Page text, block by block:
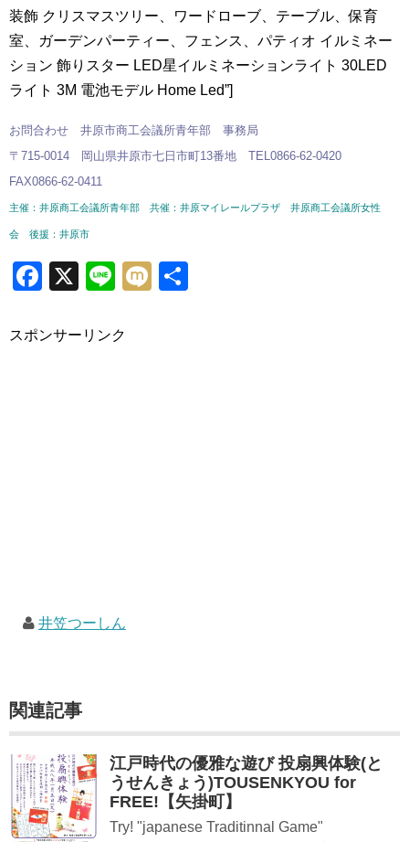
装飾 クリスマスツリー、ワードローブ、テーブル、保育
室、ガーデンパーティー、フェンス、パティオ イルミネー
ション 飾りスター LED星イルミネーションライト 30LED
ライト 3M 電池モデル Home Led”]
お問合わせ 井原市商工会議所青年部 事務局
〒715-0014 岡山県井原市七日市町13番地 TEL0866-62-0420
FAX0866-62-0411
主催：井原商工会議所青年部 共催：井原マイレールプラザ 井原商工会議所女性
会 後援：井原市
Facebook
X LineMixi
スポンサーリンク
井笠つーしん
関連記事
江戸時代の優雅な遊び 投扇興体験(と
うせんきょう)TOUSENKYOU for
FREE!【矢掛町】
Try! "japanese Traditinnal Game"